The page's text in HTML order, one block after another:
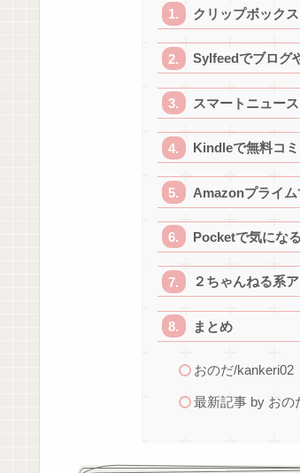
クリップボック
Sylfeedでブログ
スマートニュー
Kindleで無料コ
Amazonプライ
Pocketで気にな
２ちゃんねる系
まとめ
おのだ/kankeri02
最新記事 by おの